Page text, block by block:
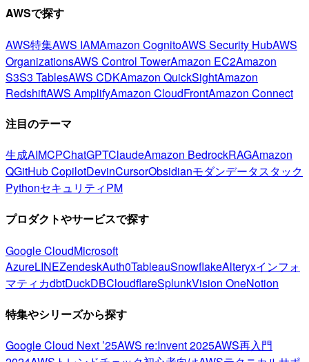
AWSで探す
AWS特集AWS IAMAmazon CognitoAWS Security HubAWS
OrganizationsAWS Control TowerAmazon EC2Amazon
S3S3 TablesAWS CDKAmazon QuickSightAmazon
RedshiftAWS AmplifyAmazon CloudFrontAmazon Connect
注目のテーマ
生成AIMCPChatGPTClaudeAmazon BedrockRAGAmazon
QGitHub CopilotDevinCursorObsidianモダンデータスタック
PythonセキュリティPM
プロダクトやサービスで探す
Google CloudMicrosoft
AzureLINEZendeskAuth0TableauSnowflakeAlteryxインフォ
マティカdbtDuckDBCloudflareSplunkVision OneNotion
特集やシリーズから探す
Google Cloud Next ’25AWS re:Invent 2025AWS再入門